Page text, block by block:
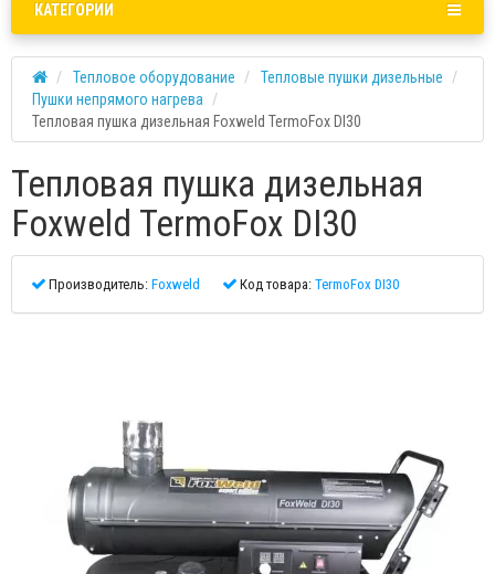
КАТЕГОРИИ
Тепловое оборудование
Тепловые пушки дизельные
Пушки непрямого нагрева
Тепловая пушка дизельная Foxweld TermoFox DI30
Тепловая пушка дизельная
Foxweld TermoFox DI30
Производитель: Foxweld Код товара: TermoFox DI30